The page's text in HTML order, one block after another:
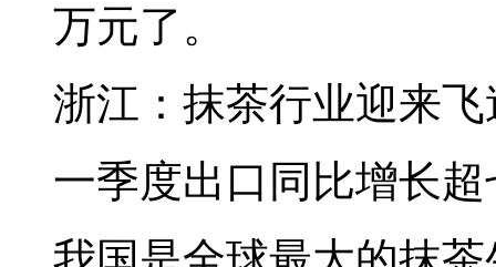
万元了。
浙江：抹茶行业迎来
一季度出口同比增长超